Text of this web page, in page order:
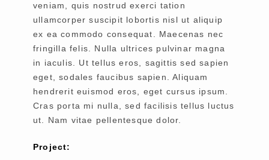
veniam, quis nostrud exerci tation
ullamcorper suscipit lobortis nisl ut aliquip
ex ea commodo consequat. Maecenas nec
fringilla felis. Nulla ultrices pulvinar magna
in iaculis. Ut tellus eros, sagittis sed sapien
eget, sodales faucibus sapien. Aliquam
hendrerit euismod eros, eget cursus ipsum.
Cras porta mi nulla, sed facilisis tellus luctus
ut. Nam vitae pellentesque dolor.
Project: